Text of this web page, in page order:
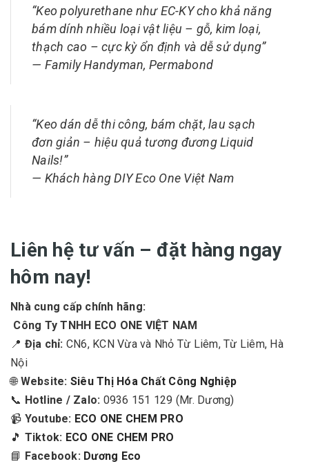
“Keo polyurethane như EC-KY cho khả năng
bám dính nhiều loại vật liệu – gỗ, kim loại,
thạch cao – cực kỳ ổn định và dễ sử dụng”
— Family Handyman, Permabond
“Keo dán dễ thi công, bám chặt, lau sạch
đơn giản – hiệu quả tương đương Liquid
Nails!”
— Khách hàng DIY Eco One Việt Nam
Liên hệ tư vấn – đặt hàng ngay
hôm nay!
Nhà cung cấp chính hãng:
Công Ty TNHH ECO ONE VIỆT NAM
📍 Địa chỉ: CN6, KCN Vừa và Nhỏ Từ Liêm, Từ Liêm, Hà
Nội
🌐 Website: Siêu Thị Hóa Chất Công Nghiệp
📞 Hotline / Zalo: 0936 151 129 (Mr. Dương)
📹 Youtube: ECO ONE CHEM PRO
🎵 Tiktok: ECO ONE CHEM PRO
📘 Facebook: Dương Eco